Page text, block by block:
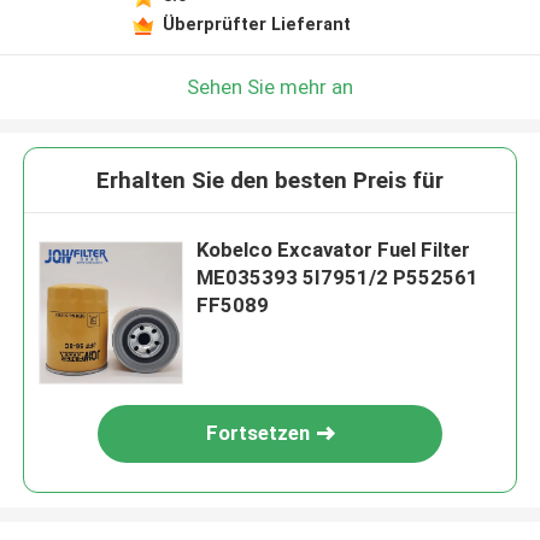
Überprüfter Lieferant
Sehen Sie mehr an
Erhalten Sie den besten Preis für
Kobelco Excavator Fuel Filter
ME035393 5I7951/2 P552561
FF5089
Fortsetzen